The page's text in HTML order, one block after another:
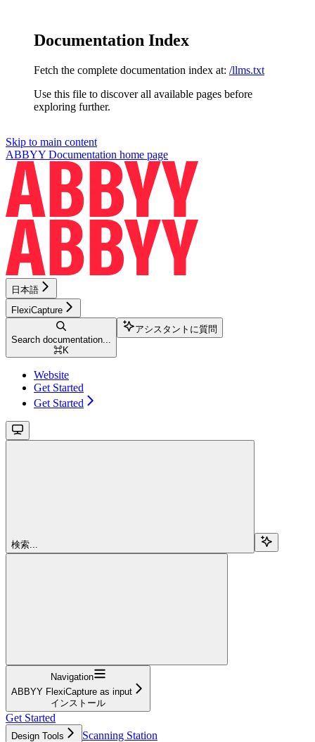
Documentation Index
Fetch the complete documentation index at: /llms.txt
Use this file to discover all available pages before
exploring further.
Skip to main content
ABBYY Documentation home page
日本語
FlexiCapture
Search documentation...
⌘K
アシスタントに質問
Website
Get Started
Get Started
検索...
Navigation
ABBYY FlexiCapture as input
インストール
Get Started
Design Tools
Scanning Station